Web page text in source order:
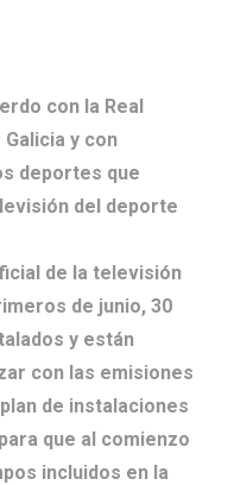
con la Real
y con
deportes que
del deporte
de la televisión
de junio, 30
y están
con las emisiones
de instalaciones
que al comienzo
incluidos en la